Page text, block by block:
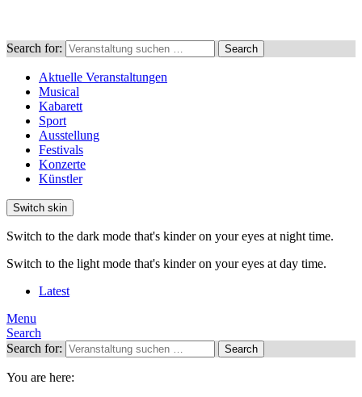
Search for: Search
Aktuelle Veranstaltungen
Musical
Kabarett
Sport
Ausstellung
Festivals
Konzerte
Künstler
Switch skin
Switch to the dark mode that's kinder on your eyes at night time.
Switch to the light mode that's kinder on your eyes at day time.
Latest
Menu
Search
Search for:
Search
You are here: